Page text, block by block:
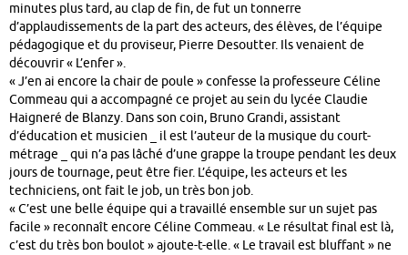
minutes plus tard, au clap de fin, de fut un tonnerre
d’applaudissements de la part des acteurs, des élèves, de l’équipe
pédagogique et du proviseur, Pierre Desoutter. Ils venaient de
découvrir « L’enfer ».
« J’en ai encore la chair de poule » confesse la professeure Céline
Commeau qui a accompagné ce projet au sein du lycée Claudie
Haigneré de Blanzy. Dans son coin, Bruno Grandi, assistant
d’éducation et musicien _ il est l’auteur de la musique du court-
métrage _ qui n’a pas lâché d’une grappe la troupe pendant les deux
jours de tournage, peut être fier. L’équipe, les acteurs et les
techniciens, ont fait le job, un très bon job.
« C’est une belle équipe qui a travaillé ensemble sur un sujet pas
facile » reconnaît encore Céline Commeau. « Le résultat final est là,
c’est du très bon boulot » ajoute-t-elle. « Le travail est bluffant » ne